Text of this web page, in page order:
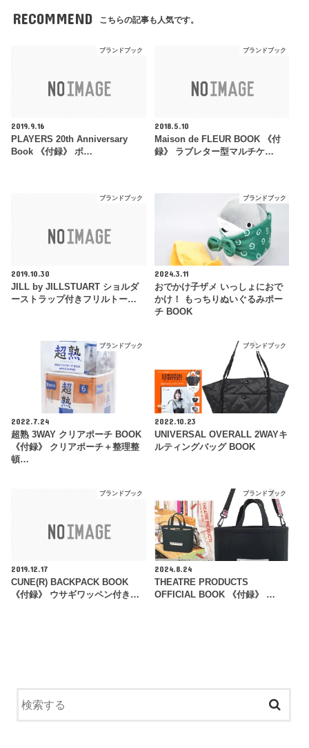
RECOMMEND こちらの記事も人気です。
ブランドブック
2019.9.16
PLAYERS 20th Anniversary
Book 《付録》 ボ…
ブランドブック
2018.5.10
Maison de FLEUR BOOK 《付
録》 ラブレター型マルチケ…
ブランドブック
2019.10.30
JILL by JILLSTUART ショルダ
ーストラップ付きフリルトー…
ブランドブック
2024.3.11
おでかけ子ザメ いっしょにおで
かけ！ もっちりぬいぐるみポー
チ BOOK
ブランドブック
2022.7.24
超熟 3WAY クリアポーチ BOOK
《付録》 クリアポーチ＋整理整
頓…
ブランドブック
2022.10.23
UNIVERSAL OVERALL 2WAYキ
ルティングバッグ BOOK
ブランドブック
2019.12.17
CUNE(R) BACKPACK BOOK
《付録》 ウサギワッペン付き…
ブランドブック
2024.8.24
THEATRE PRODUCTS
OFFICIAL BOOK 《付録》 …